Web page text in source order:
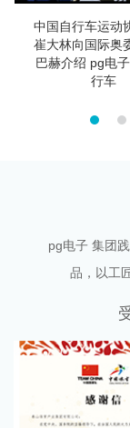
中国自行车运动
崔大林向国际奥
巴赫介绍 pg电
行车
pg电子 集团
品，以工